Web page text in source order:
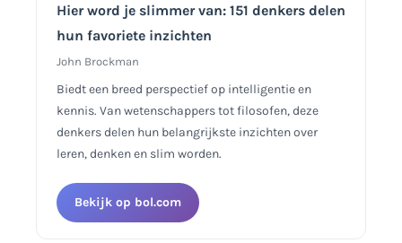
Hier word je slimmer van: 151 denkers delen
hun favoriete inzichten
John Brockman
Biedt een breed perspectief op intelligentie en
kennis. Van wetenschappers tot filosofen, deze
denkers delen hun belangrijkste inzichten over
leren, denken en slim worden.
Bekijk op bol.com